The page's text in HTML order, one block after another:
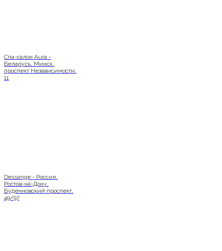
Спа-салон Aura -
Беларусь, Минск,
проспект Независимости,
11
Dessange - Россия,
Ростов-на-Дону,
Буденновский проспект,
49/97